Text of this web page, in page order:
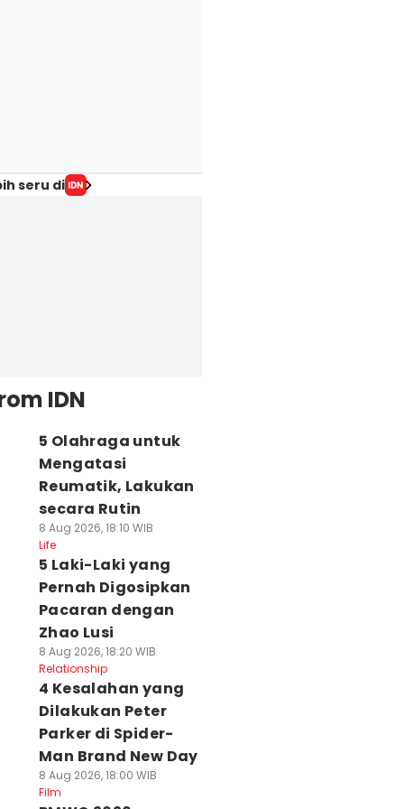
seru di
IDN
5 Olahraga untuk
Mengatasi
Reumatik, Lakukan
secara Rutin
8 Aug 2026, 18:10 WIB
Life
5 Laki-Laki yang
Pernah Digosipkan
Pacaran dengan
Zhao Lusi
8 Aug 2026, 18:20 WIB
Relationship
4 Kesalahan yang
Dilakukan Peter
Parker di Spider-
Man Brand New Day
8 Aug 2026, 18:00 WIB
Film